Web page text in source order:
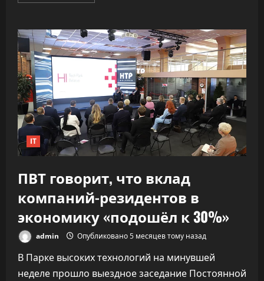
ИИ
почти
удвоил
скорость
разработки
софта,
обрушив
качество
IT
ПВТ говорит, что вклад
компаний-резидентов в
экономику «подошёл к 30%»
admin Опубликовано 5 месяцев тому назад
В Парке высоких технологий на минувшей
неделе прошло выездное заседание Постоянной